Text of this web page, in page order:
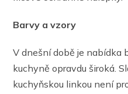
Barvy a vzory
V dnešní době je nabídka
kuchyně opravdu široká.
kuchyňskou linkou není